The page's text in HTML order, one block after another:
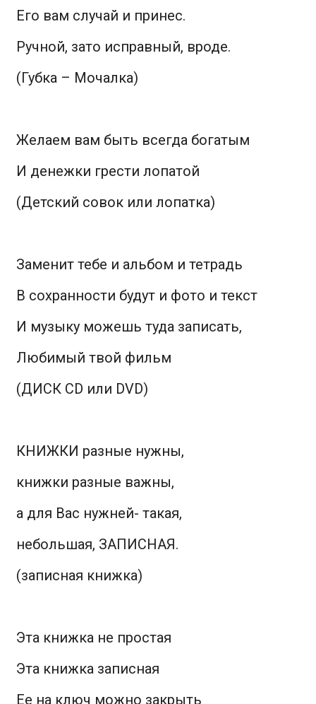
Его вам случай и принес.
Ручной, зато исправный, вроде.
(Губка – Мочалка)
Желаем вам быть всегда богатым
И денежки грести лопатой
(Детский совок или лопатка)
Заменит тебе и альбом и тетрадь
В сохранности будут и фото и текст
И музыку можешь туда записать,
Любимый твой фильм
(ДИСК СD или DVD)
КНИЖКИ разные нужны,
книжки разные важны,
а для Вас нужней- такая,
небольшая, ЗАПИСНАЯ.
(записная книжка)
Эта книжка не простая
Эта книжка записная
Ее на ключ можно закрыть